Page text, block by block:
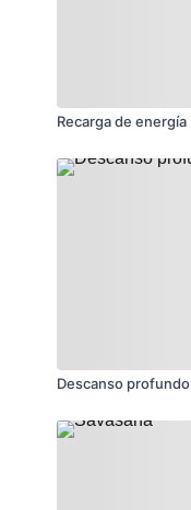
Recarga de energía
Descanso profundo